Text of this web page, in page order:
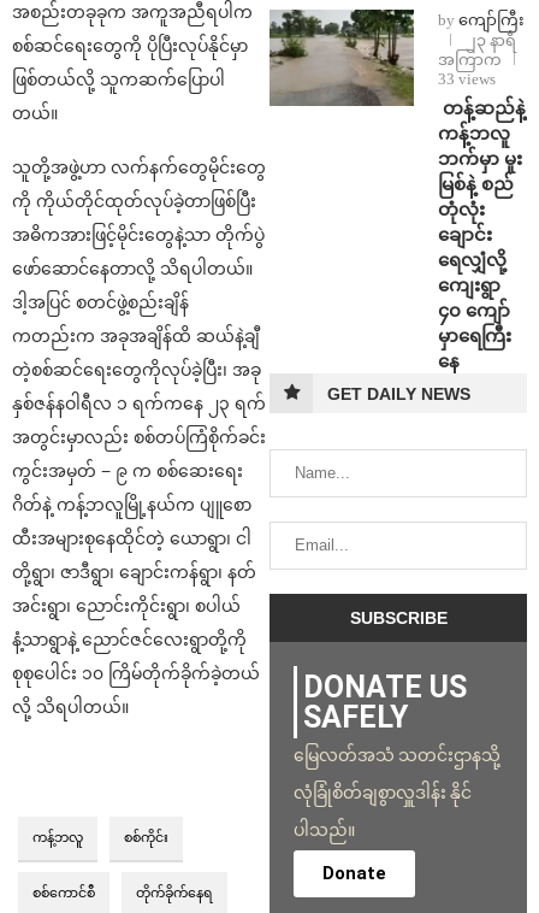
အစည်းတခုခုက အကူအညီရပါက
စစ်ဆင်ရေးတွေကို ပိုပြီးလုပ်နိုင်မှာ
ဖြစ်တယ်လို့ သူကဆက်ပြောပါ
တယ်။
သူတို့အဖွဲ့ဟာ လက်နက်တွေမိုင်းတွေ
ကို ကိုယ်တိုင်ထုတ်လုပ်ခဲ့တာဖြစ်ပြီး
အဓိကအားဖြင့်မိုင်းတွေနဲ့သာ တိုက်ပွဲ
ဖော်ဆောင်နေတာလို့ သိရပါတယ်။
ဒါ့အပြင် စတင်ဖွဲ့စည်းချိန်
ကတည်းက အခုအချိန်ထိ ဆယ်နဲ့ချီ
တဲ့စစ်ဆင်ရေးတွေကိုလုပ်ခဲ့ပြီး၊ အခု
နှစ်ဇန်နဝါရီလ ၁ ရက်ကနေ ၂၃ ရက်
အတွင်းမှာလည်း စစ်တပ်ကြံစိုက်ခင်း
ကွင်းအမှတ် − ၉ က စစ်ဆေးရေး
ဂိတ်နဲ့ ကန့်ဘလူမြို့နယ်က ပျူစော
ထီးအများစုနေထိုင်တဲ့ ယောရွာ၊ ငါ
တို့ရွာ၊ ဇာဒီရွာ၊ ချောင်းကန်ရွာ၊ နတ်
အင်းရွာ၊ ညောင်းကိုင်းရွာ၊ စပါယ်
နံ့သာရွာနဲ့ ညောင်ဇင်လေးရွာတို့ကို
စုစုပေါင်း ၁၀ ကြိမ်တိုက်ခိုက်ခဲ့တယ်
လို့ သိရပါတယ်။
ကန့်ဘလူ စစ်ကိုင်း
စစ်ကောင်စီ တိုက်ခိုက်နေရ
by ကျော်ကြီး
၂၃ နာရီ
အကြာက
33 views
⁩ ⁨တန့်ဆည်နဲ့
ကန့်ဘလူ
ဘက်မှာ မူး
မြစ်နဲ့ စည်
တုံလုံး
ချောင်း
ရေလျှံလို့
ကျေးရွာ
၄၀ ကျော်
မှာရေကြီး
နေ
GET DAILY NEWS
DONATE US
SAFELY
မြေလတ်အသံ သတင်းဌာနသို့
လုံခြုံစိတ်ချစွာလှူဒါန်း နိုင်
ပါသည်။
Donate